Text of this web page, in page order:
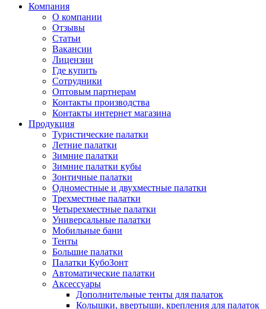
Компания
O компании
Отзывы
Статьи
Вакансии
Лицензии
Где купить
Сотрудники
Оптовым партнерам
Контакты производства
Контакты интернет магазина
Продукция
Туристические палатки
Летние палатки
Зимние палатки
Зимние палатки кубы
Зонтичные палатки
Одноместные и двухместные палатки
Трехместные палатки
Четырехместные палатки
Универсальные палатки
Мобильные бани
Тенты
Большие палатки
Палатки КубоЗонт
Автоматические палатки
Аксессуары
Дополнительные тенты для палаток
Колышки, ввертыши, крепления для палаток